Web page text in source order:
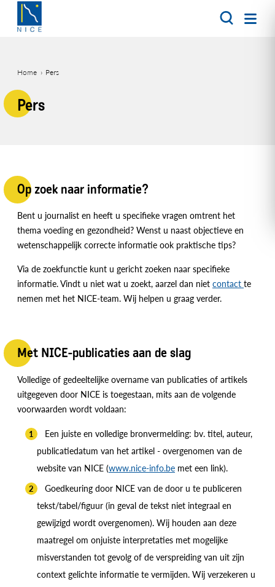
Overslaan
naar
gaanHome Pers
Pers
Op zoek naar informatie?
Bent u journalist en heeft u specifieke vragen omtrent het
thema voeding en gezondheid? Wenst u naast objectieve en
wetenschappelijk correcte informatie ook praktische tips?
Via de zoekfunctie kunt u gericht zoeken naar specifieke
informatie. Vindt u niet wat u zoekt, aarzel dan niet contact te
nemen met het NICE-team. Wij helpen u graag verder.
Met NICE-publicaties aan de slag
Volledige of gedeeltelijke overname van publicaties of artikels
uitgegeven door NICE is toegestaan, mits aan de volgende
voorwaarden wordt voldaan:
Een juiste en volledige bronvermelding: bv. titel, auteur,
publicatiedatum van het artikel - overgenomen van de
website van NICE (www.nice-info.be met een link).
Goedkeuring door NICE van de door u te publiceren
tekst/tabel/figuur (in geval de tekst niet integraal en
gewijzigd wordt overgenomen). Wij houden aan deze
maatregel om onjuiste interpretaties met mogelijke
misverstanden tot gevolg of de verspreiding van uit zijn
context gelichte informatie te vermijden. Wij verzekeren u